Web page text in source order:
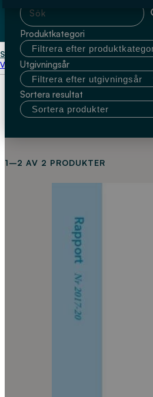
Start Sveriges Lantbruksuniversitet
Välj kundtyp
Produktkategori
Utgivningsår
Sortera resultat
1–2 AV 2 PRODUKTER